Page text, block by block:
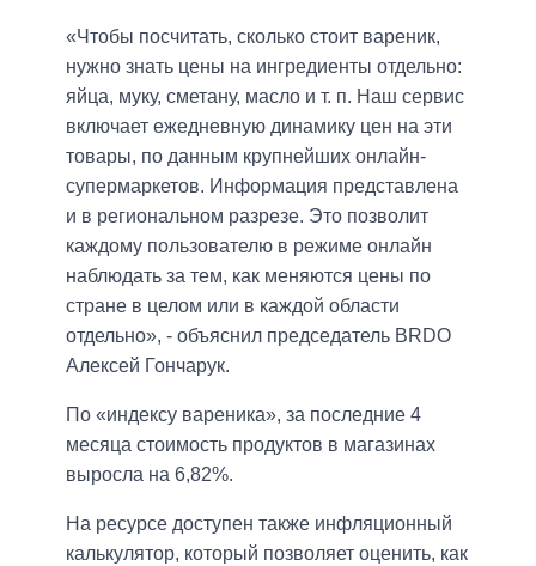
«Чтобы посчитать, сколько стоит вареник,
нужно знать цены на ингредиенты отдельно:
яйца, муку, сметану, масло и т. п. Наш сервис
включает ежедневную динамику цен на эти
товары, по данным крупнейших онлайн-
супермаркетов. Информация представлена
и в региональном разрезе. Это позволит
каждому пользователю в режиме онлайн
наблюдать за тем, как меняются цены по
стране в целом или в каждой области
отдельно», - объяснил председатель BRDO
Алексей Гончарук.
По «индексу вареника», за последние 4
месяца стоимость продуктов в магазинах
выросла на 6,82%.
На ресурсе доступен также инфляционный
калькулятор, который позволяет оценить, как